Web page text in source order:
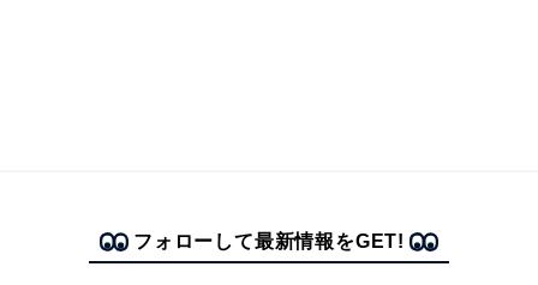
フォローして最新情報をGET!